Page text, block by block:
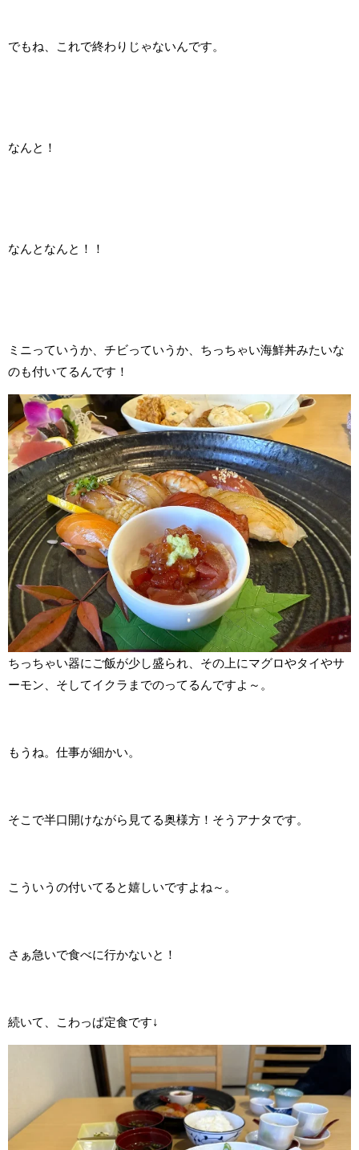
でもね、これで終わりじゃないんです。
なんと！
なんとなんと！！
ミニっていうか、チビっていうか、ちっちゃい海鮮丼みたいな
のも付いてるんです！
ちっちゃい器にご飯が少し盛られ、その上にマグロやタイやサ
ーモン、そしてイクラまでのってるんですよ～。
もうね。仕事が細かい。
そこで半口開けながら見てる奥様方！そうアナタです。
こういうの付いてると嬉しいですよね～。
さぁ急いで食べに行かないと！
続いて、こわっぱ定食です↓